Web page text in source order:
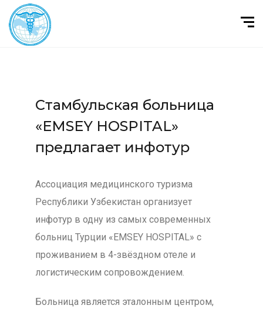
Стамбульская больница
«EMSEY HOSPITAL»
предлагает инфотур
Ассоциация медицинского туризма
Республики Узбекистан организует
инфотур в одну из самых современных
больниц Турции «EMSEY HOSPITAL» с
проживанием в 4-звёздном отеле и
логистическим сопровождением.
Больница является эталонным центром,